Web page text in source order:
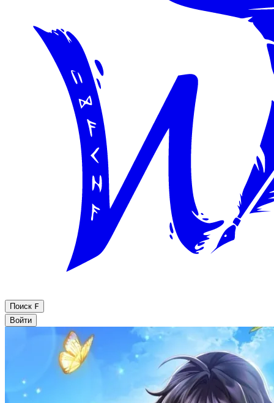
Поиск F
Войти